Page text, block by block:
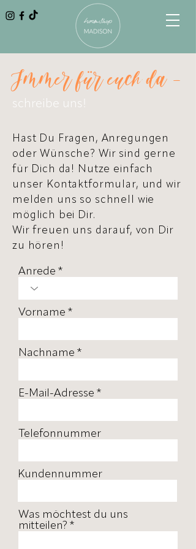
Immer für euch da -
schreibe uns!
Hast Du Fragen, Anregungen
oder Wünsche? Wir sind gerne
für Dich da! Nutze einfach
unser Kontaktformular, und wir
melden uns so schnell wie
möglich bei Dir.
Wir freuen uns darauf, von Dir
zu hören!
Anrede
Vorname
Nachname
E-Mail-Adresse
Telefonnummer
Kundennummer
Was möchtest du uns
mitteilen?